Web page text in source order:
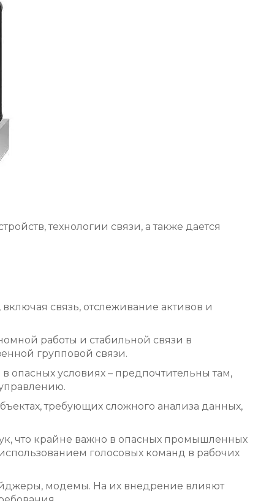
технологии связи, а также дается
связь, отслеживание активов и
работы и стабильной связи в
групповой связи.
условиях – предпочтительны там,
требующих сложного анализа данных,
что крайне важно в опасных промышленных
голосовых команд в рабочих
модемы. На их внедрение влияют